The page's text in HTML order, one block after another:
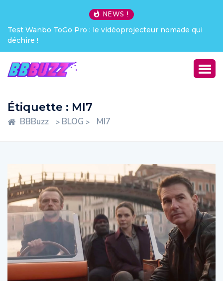
NEWS !
Test Wanbo ToGo Pro : le vidéoprojecteur nomade qui
déchire !
Étiquette : MI7
BBBuzz > BLOG > MI7